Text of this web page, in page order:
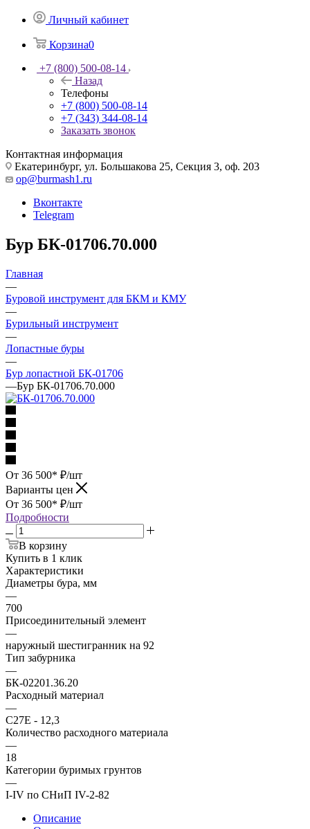
Личный кабинет
Корзина0
+7 (800) 500-08-14
Назад
Телефоны
+7 (800) 500-08-14
+7 (343) 344-08-14
Заказать звонок
Контактная информация
Екатеринбург, ул. Большакова 25, Секция 3, оф. 203
op@burmash1.ru
Вконтакте
Telegram
Бур БК-01706.70.000
Главная
—
Буровой инструмент для БКМ и КМУ
—
Бурильный инструмент
—
Лопастные буры
—
Бур лопастной БК-01706
—Бур БК-01706.70.000
От 36 500* ₽/шт
Варианты цен
От 36 500* ₽/шт
Подробности
В корзину
Купить в 1 клик
Характеристики
Диаметры бура, мм
—
700
Присоединительный элемент
—
наружный шестигранник на 92
Тип забурника
—
БК-02201.36.20
Расходный материал
—
С27Е - 12,3
Количество расходного материала
—
18
Категории буримых грунтов
—
I-IV по СНиП IV-2-82
Описание